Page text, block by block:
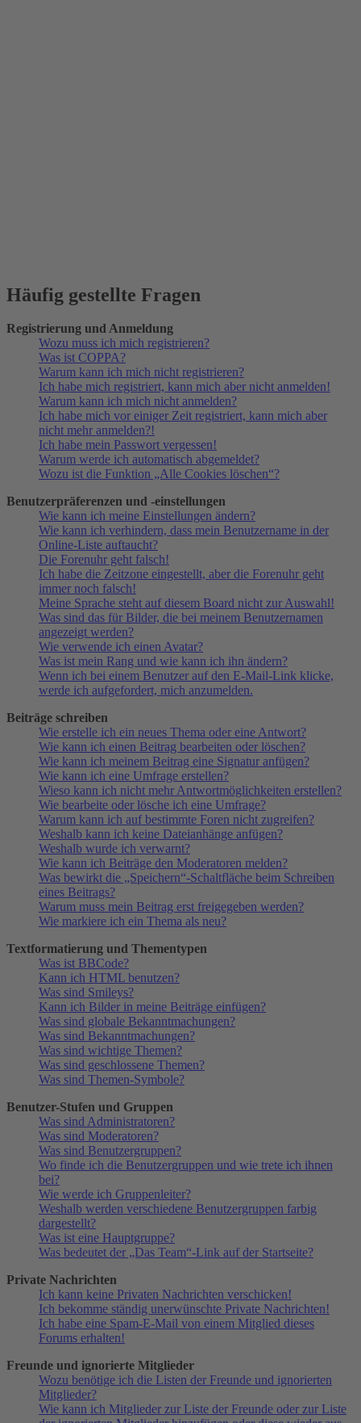
Häufig gestellte Fragen
Registrierung und Anmeldung
Wozu muss ich mich registrieren?
Was ist COPPA?
Warum kann ich mich nicht registrieren?
Ich habe mich registriert, kann mich aber nicht anmelden!
Warum kann ich mich nicht anmelden?
Ich habe mich vor einiger Zeit registriert, kann mich aber
nicht mehr anmelden?!
Ich habe mein Passwort vergessen!
Warum werde ich automatisch abgemeldet?
Wozu ist die Funktion „Alle Cookies löschen“?
Benutzerpräferenzen und -einstellungen
Wie kann ich meine Einstellungen ändern?
Wie kann ich verhindern, dass mein Benutzername in der
Online-Liste auftaucht?
Die Forenuhr geht falsch!
Ich habe die Zeitzone eingestellt, aber die Forenuhr geht
immer noch falsch!
Meine Sprache steht auf diesem Board nicht zur Auswahl!
Was sind das für Bilder, die bei meinem Benutzernamen
angezeigt werden?
Wie verwende ich einen Avatar?
Was ist mein Rang und wie kann ich ihn ändern?
Wenn ich bei einem Benutzer auf den E-Mail-Link klicke,
werde ich aufgefordert, mich anzumelden.
Beiträge schreiben
Wie erstelle ich ein neues Thema oder eine Antwort?
Wie kann ich einen Beitrag bearbeiten oder löschen?
Wie kann ich meinem Beitrag eine Signatur anfügen?
Wie kann ich eine Umfrage erstellen?
Wieso kann ich nicht mehr Antwortmöglichkeiten erstellen?
Wie bearbeite oder lösche ich eine Umfrage?
Warum kann ich auf bestimmte Foren nicht zugreifen?
Weshalb kann ich keine Dateianhänge anfügen?
Weshalb wurde ich verwarnt?
Wie kann ich Beiträge den Moderatoren melden?
Was bewirkt die „Speichern“-Schaltfläche beim Schreiben
eines Beitrags?
Warum muss mein Beitrag erst freigegeben werden?
Wie markiere ich ein Thema als neu?
Textformatierung und Thementypen
Was ist BBCode?
Kann ich HTML benutzen?
Was sind Smileys?
Kann ich Bilder in meine Beiträge einfügen?
Was sind globale Bekanntmachungen?
Was sind Bekanntmachungen?
Was sind wichtige Themen?
Was sind geschlossene Themen?
Was sind Themen-Symbole?
Benutzer-Stufen und Gruppen
Was sind Administratoren?
Was sind Moderatoren?
Was sind Benutzergruppen?
Wo finde ich die Benutzergruppen und wie trete ich ihnen
bei?
Wie werde ich Gruppenleiter?
Weshalb werden verschiedene Benutzergruppen farbig
dargestellt?
Was ist eine Hauptgruppe?
Was bedeutet der „Das Team“-Link auf der Startseite?
Private Nachrichten
Ich kann keine Privaten Nachrichten verschicken!
Ich bekomme ständig unerwünschte Private Nachrichten!
Ich habe eine Spam-E-Mail von einem Mitglied dieses
Forums erhalten!
Freunde und ignorierte Mitglieder
Wozu benötige ich die Listen der Freunde und ignorierten
Mitglieder?
Wie kann ich Mitglieder zur Liste der Freunde oder zur Liste